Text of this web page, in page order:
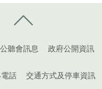
公聽會訊息 政府公開資訊
話 交通方式及停車資訊